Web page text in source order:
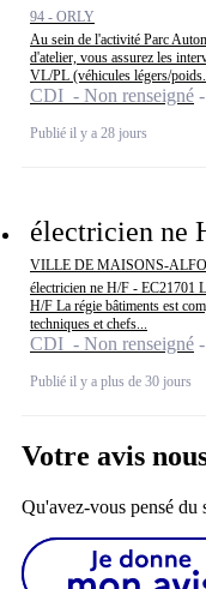
94 - ORLY
Au sein de l'activité Parc
d'atelier, vous assurez les
VL/PL (véhicules légers/
CDI - Non renseigné
Publié il y a 28 jours
électricien ne
VILLE DE MAISONS-
électricien ne H/F - EC21701
H/F La régie bâtiments est
techniques et chefs...
CDI - Non renseigné
Publié il y a plus de 30 jours
Votre avis
Qu'avez-vous pensé du